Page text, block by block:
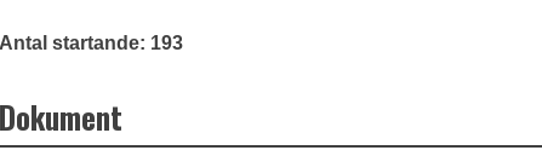
Antal startande: 193
Dokument